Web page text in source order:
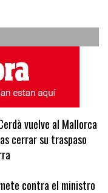
Recetas de
vuelve al Mallorca
cerrar su traspaso